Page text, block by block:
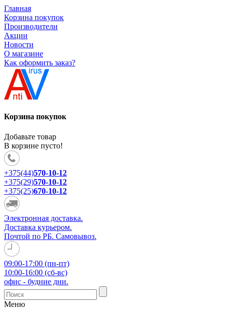
Главная
Корзина покупок
Производители
Акции
Новости
О магазине
Как оформить заказ?
Корзина покупок
Добавьте товар
В корзине пусто!
+375(44)570-10-12
+375(29)570-10-12
+375(25)670-10-12
Электронная доставка.
Доставка курьером.
Почтой по РБ. Самовывоз.
09:00-17:00 (пн-пт)
10:00-16:00 (сб-вс)
офис - будние дни.
Меню